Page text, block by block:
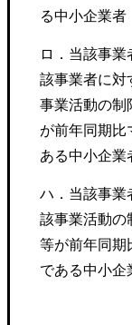
る中小企業者
ロ．当該事
該事業者に対
事業活動の制
が前年同期比
ある中小企業
ハ．当該事業
該事業活動の
等が前年同期
である中小企